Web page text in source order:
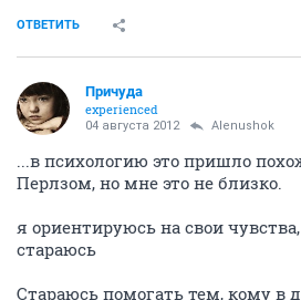
ОТВЕТИТЬ
Причуда
experienced
04 августа 2012 Alenushok
...в психологию это пришло
Перлзом, но мне это не близко.
я ориентируюсь на свои
стараюсь
Стараюсь помогать тем, кому в